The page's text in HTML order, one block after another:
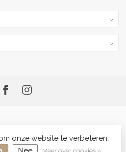
- Your Skincare Shop
onze website te verbeteren.